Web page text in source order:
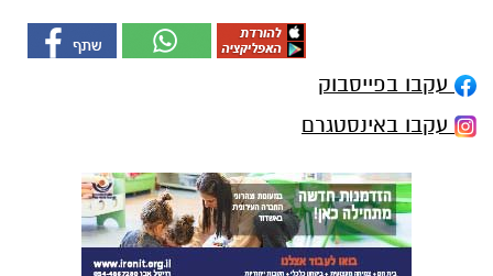
עקבו בפייסבוק
עקבו באינסטגרם